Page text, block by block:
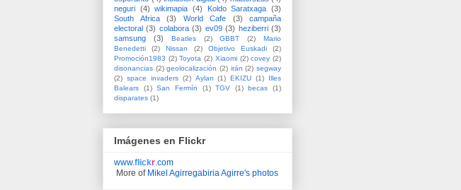
neguri (4) wikimapia (4) Koldo Saratxaga (3)
South Africa
(3) World Cafe (3)
campaña
electoral (3) colabora (3) ev09 (3) heziberri (3)
samsung
(3) Beatles (2) GBBT (2)
Mario
Benedetti
(2) Nissan (2) Objetivo Euskadi
(2)
Promoción1983 (2) Toyota (2) Xiaomi (2) covey (2)
disonancias (2) geolocalización (2) irán (2) segway
(2) space invaders (2) Aylan (1) EKIZU (1)
Illes
Balears
(1) San Fermín (1) TGV (1) becas
(1)
disparates (1)
Imágenes en Flickr
www.flickr .com
More of Mikel Agirregabiria Agirre's photos